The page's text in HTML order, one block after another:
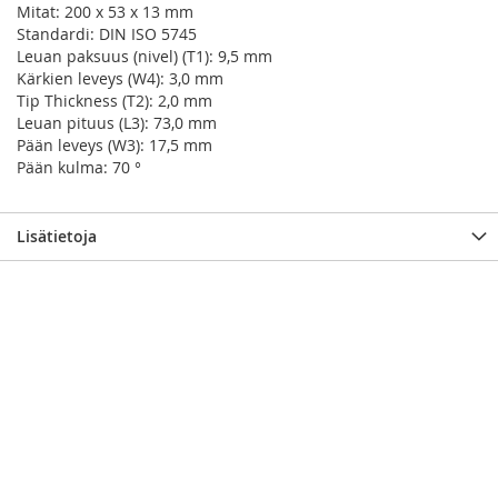
Mitat: 200 x 53 x 13 mm
Standardi: DIN ISO 5745
Leuan paksuus (nivel) (T1): 9,5 mm
Kärkien leveys (W4): 3,0 mm
Tip Thickness (T2): 2,0 mm
Leuan pituus (L3): 73,0 mm
Pään leveys (W3): 17,5 mm
Pään kulma: 70 °
Lisätietoja